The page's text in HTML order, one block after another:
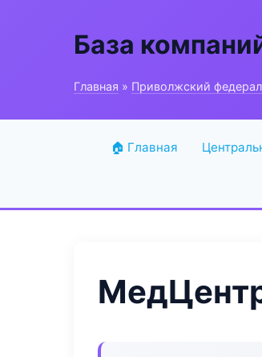
База
Главная » Приволжский
🏠 Главная